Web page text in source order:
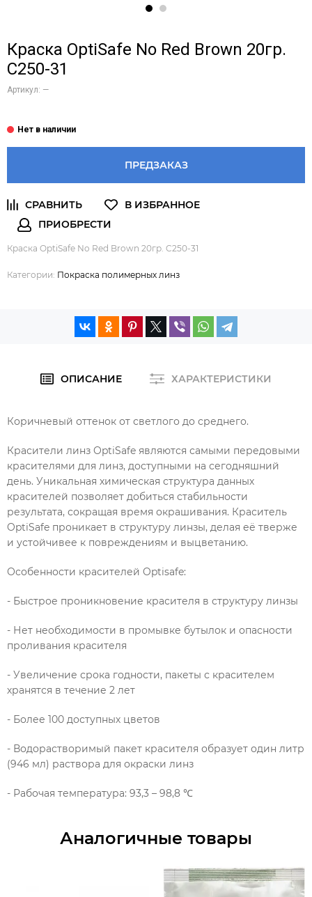
Краска OptiSafe No Red Brown 20гр.
C250-31
Артикул: —
ПРЕДЗАКАЗ
Краска OptiSafe No Red Brown 20гр. C250-31
Категории: Покраска полимерных линз
ОПИСАНИЕ ХАРАКТЕРИСТИКИ
Коричневый оттенок от светлого до среднего.
Красители линз OptiSafe являются самыми передовыми
красителями для линз, доступными на сегодняшний
день. Уникальная химическая структура данных
красителей позволяет добиться стабильности
результата, сокращая время окрашивания. Краситель
OptiSafe проникает в структуру линзы, делая её тверже
и устойчивее к повреждениям и выцветанию.
Особенности красителей Optisafe:
- Быстрое проникновение красителя в структуру линзы
- Нет необходимости в промывке бутылок и опасности
проливания красителя
- Увеличение срока годности, пакеты с красителем
хранятся в течение 2 лет
- Более 100 доступных цветов
- Водорастворимый пакет красителя образует один литр
(946 мл) раствора для окраски линз
- Рабочая температура: 93,3 – 98,8 ℃
Аналогичные товары